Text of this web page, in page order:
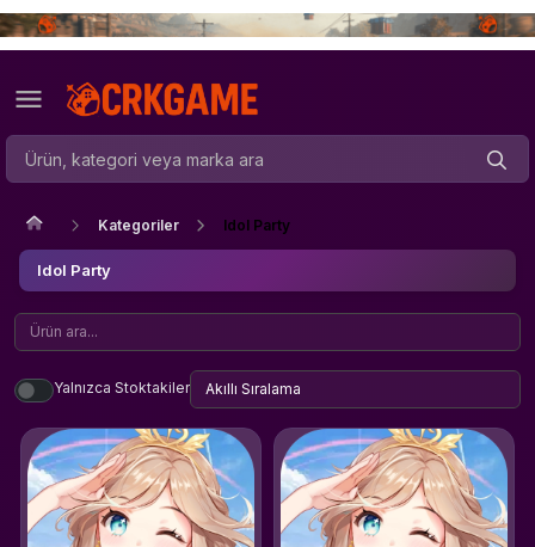
Kategoriler Idol Party
Idol Party
Yalnızca Stoktakiler